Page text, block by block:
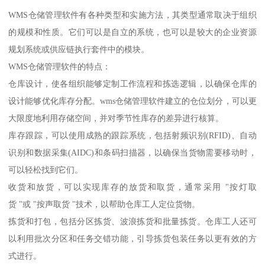
WMS仓储管理软件有各种类型和实施方法，其类型通常取决于组织
的规模和性质。它们可以是自立的系统，也可以是较大的企业资源
规划系统或供应链执行套件中的模块。
WMS仓储管理软件的特点：
仓库设计，使各组织能够定制工作流程和拣选逻辑，以确保仓库的
设计能够优化库存分配。wms仓储管理软件建立的仓位划分，可以更
大限度地利用存储空间，并对季节性库存的差异进行核算。
库存跟踪，可以使用成熟的跟踪系统，包括射频识别(RFID)、自动
识别和数据采集(AIDC)和条码扫描器，以确保当货物需要移动时，
可以轻松找到它们。
收货和放货，可以实现库存的放货和取货，通常采用 "按灯取
货 "或 "按声取货 "技术，以帮助仓库工人定位货物。
拣货和打包，包括分区拣货、波浪拣货和批量拣货。仓库工人还可
以利用批次分区和任务交错功能，引导拣货包装任务以更有效的方
式进行。